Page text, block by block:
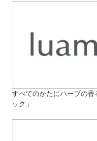
すべてのかたにハーブの
ック」